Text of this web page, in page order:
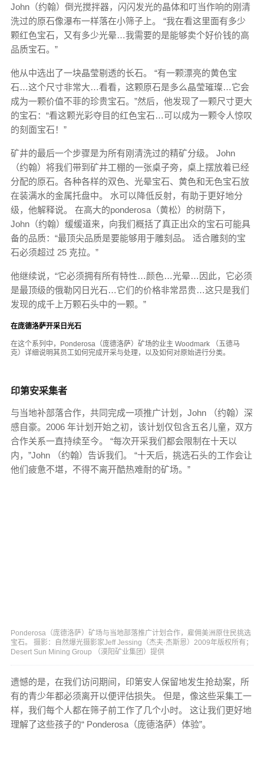
John（约翰）倒光搅拌器，闪闪发光的晶体和叮当作响的刚清
洗过的原石像瀑布一样落在小筛子上。 “我在看这里面有多少
颗红色宝石，又有多少光晕…我需要的是能够卖个好价钱的高
品质宝石。”
他从中选出了一块晶莹剔透的长石。 “有一颗漂亮的黄色宝
石…这个尺寸非常大…看看，这颗原石是多么晶莹璀璨…它会
成为一颗价值不菲的珍贵宝石。”然后，他发现了一颗尺寸更大
的宝石：“看这颗光彩夺目的红色宝石…可以成为一颗令人惊叹
的刻面宝石！”
矿井的最后一个步骤是为所有刚清洗过的精矿分级。 John
（约翰）将我们带到矿井工棚的一张桌子旁，桌上摆放着已经
分配的原石。各种各样的双色、光晕宝石、黄色和无色宝石放
在装满水的金属托盘中。 水可以降低反射，有助于更好地分
级，他解释说。 在高大的ponderosa（黄松）的树荫下，
John（约翰）缓缓道来，向我们概括了真正出众的宝石可能具
备的品质：“最顶尖品质是要能够用于雕刻品。 适合雕刻的宝
石必须超过 25 克拉。”
他继续说，“它必须拥有所有特性…颜色…光晕…因此，它必须
是最顶级的俄勒冈日光石…它们的价格非常昂贵…这只是我们
发现的成千上万颗石头中的一颗。”
在庞德洛萨开采日光石
在这个系列中，Ponderosa（庞德洛萨）矿场的业主 Woodmark （五德马
克）详细说明其员工如何完成开采与处理，以及如何对原始进行分类。
印第安采集者
与当地补部落合作，共同完成一项推广计划，John （约翰）深
感自豪。2006 年计划开始之初，该计划仅包含五名儿童，双方
合作关系一直持续至今。 “每次开采我们都会限制在十天以
内，”John （约翰）告诉我们。 “十天后，挑选石头的工作会让
他们疲惫不堪，不得不离开酷热难耐的矿场。”
Ponderosa（庞德洛萨）矿场与当地部落推广计划合作，雇佣美洲原住民挑选
宝石。 摄影：自然爆光摄影家Jeff Jessing（杰夫·杰斯恩）2009年版权所有；
Desert Sun Mining Group （漠阳矿业集团）提供
遗憾的是，在我们访问期间，印第安人保留地发生抢劫案，所
有的青少年都必须离开以便评估损失。 但是，像这些采集工一
样，我们每个人都在筛子前工作了几个小时。 这让我们更好地
理解了这些孩子的“ Ponderosa（庞德洛萨）体验”。